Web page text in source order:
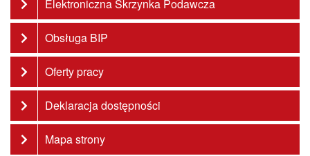
Elektroniczna Skrzynka Podawcza
Obsługa BIP
Oferty pracy
Deklaracja dostępności
Mapa strony